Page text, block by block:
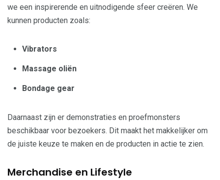
we een inspirerende en uitnodigende sfeer creëren. We
kunnen producten zoals:
Vibrators
Massage oliën
Bondage gear
Daarnaast zijn er demonstraties en proefmonsters
beschikbaar voor bezoekers. Dit maakt het makkelijker om
de juiste keuze te maken en de producten in actie te zien.
Merchandise en Lifestyle